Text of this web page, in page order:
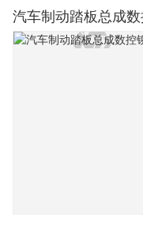
预埋槽道铆接机